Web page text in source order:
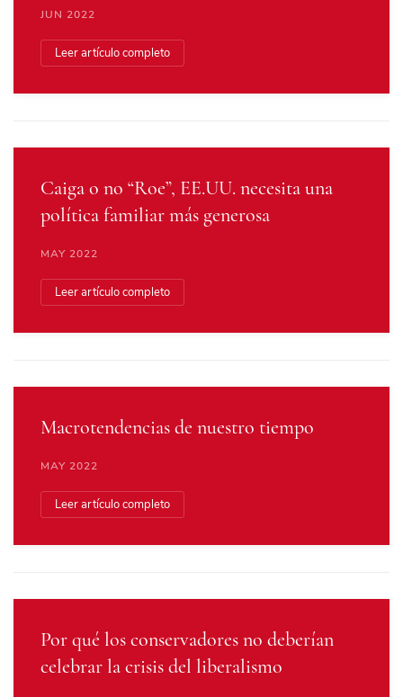
JUN 2022
Leer artículo completo
Caiga o no “Roe”, EE.UU. necesita una
política familiar más generosa
MAY 2022
Leer artículo completo
Macrotendencias de nuestro tiempo
MAY 2022
Leer artículo completo
Por qué los conservadores no deberían
celebrar la crisis del liberalismo